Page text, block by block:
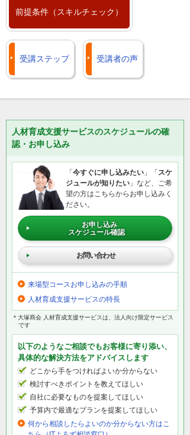
前提条件（スキルチェック）
受講ステップ 受講者の声
人材育成支援サービスのスケジュールの確
認・お申し込み
「 今すぐに申し込みたい 」「 スケ
ジュールが知りたい 」など、ご希
望の方はこちらからお申し込みく
ださい。
お申し込み
スケジュール確認
お問い合わせ
来場型コースお申し込みの手順
人材育成支援サービスの特長
＊大塚商会 人材育成支援サービスは、法人向け限定サービス
です
以下のようなご相談でもお客様に寄り添い、
具体的な解決方法をアドバイスします
どこから手をつければよいか分からない
検討すべきポイントを教えてほしい
自社に必要なものを提案してほしい
予算内で最適なプランを提案してほしい
何から相談したらよいのか分からない方はこ